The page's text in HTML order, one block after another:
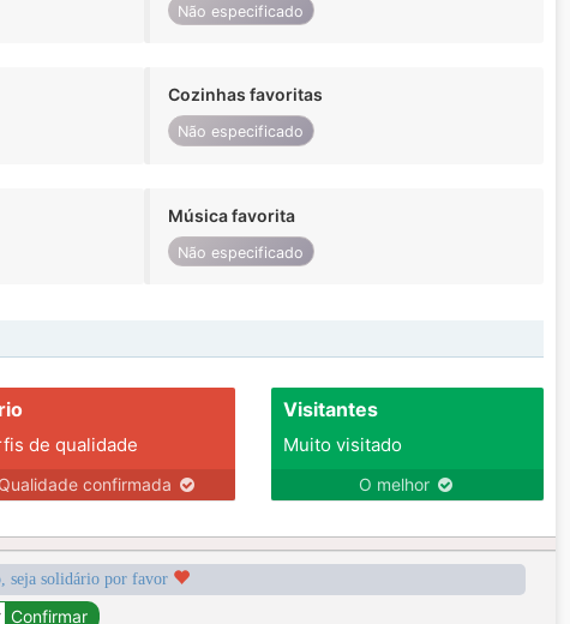
Não especificado
Cozinhas favoritas
Não especificado
Música favorita
Não especificado
de qualidade
Qualidade confirmada
Visitantes
Muito visitado
O melhor
seja solidário por favor